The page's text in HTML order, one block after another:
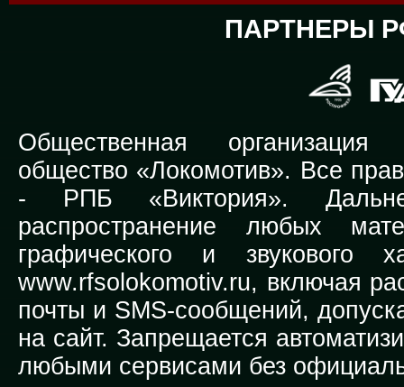
ПАРТНЕРЫ
Общественная организация
общество «Локомотив». Все
- РПБ «Виктория».
распространение любых
графического и звукового
www.rfsolokomotiv.ru, включая
почты и SMS-сообщений,
на сайт. Запрещается
любыми сервисами без